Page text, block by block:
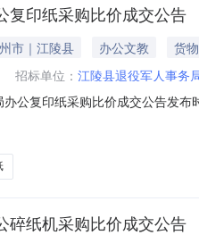
复印纸采购比价成交公告
市｜江陵县 办公文教
货物
招标单位： 江陵县退役军人事务
公复印纸采购比价成交公告发
成交供应商名称：荆州市
碎纸机采购比价成交公告